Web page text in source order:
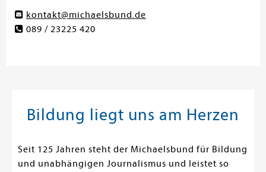
kontakt@michaelsbund.de
089 / 23225 420
Bildung liegt uns am Herzen
Seit 125 Jahren steht der Michaelsbund für Bildung
und unabhängigen Journalismus und leistet so